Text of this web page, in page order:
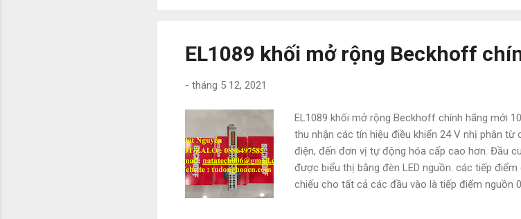
EL1089 khối mở rộng Beckhoff
- tháng 5 12, 2021
EL1089 khối mở rộng Beckhoff chính hãng mới
thu nhận các tín hiệu điều khiển 24 V nhị phân
điện, đến đơn vị tự động hóa cấp cao hơn. Đầu
được biểu thị bằng đèn LED nguồn. các tiếp
chiếu cho tất cả các đầu vào là tiếp điểm nguồn